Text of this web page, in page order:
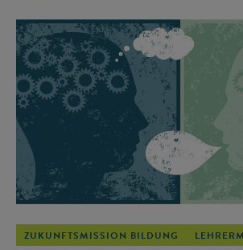
ZUKUNFTSMISSION BILDUNG